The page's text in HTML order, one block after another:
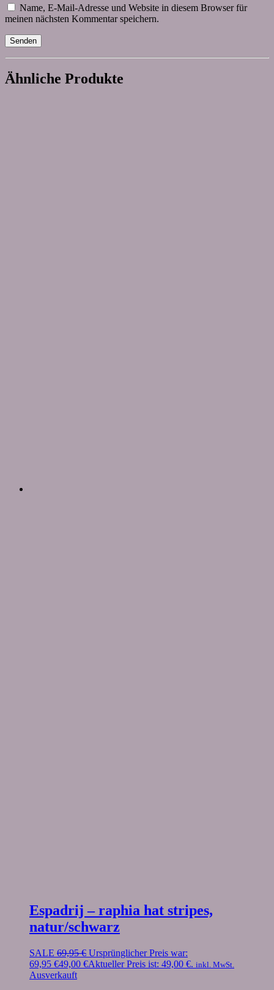
Name, E-Mail-Adresse und Website in diesem Browser für
meinen nächsten Kommentar speichern.
Ähnliche Produkte
Espadrij – raphia hat stripes,
natur/schwarz
SALE 69,95€ Ursprünglicher Preis war:
69,95 €49,00 €Aktueller Preis ist: 49,00 €. inkl. MwSt.
Ausverkauft